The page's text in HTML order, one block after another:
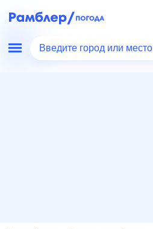
Введите город или место